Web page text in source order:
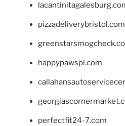
pizzadeliverybristol.com
happypawspl.com
perfectfit24-7.com